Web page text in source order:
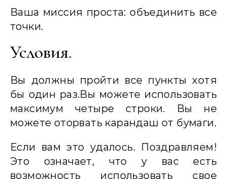
Ваша миссия проста: объединить все
точки.
Условия.
Вы должны пройти все пункты хотя
бы один раз.Вы можете использовать
максимум четыре строки. Вы не
можете оторвать карандаш от бумаги.
Если вам это удалось. Поздравляем!
Это означает, что у вас есть
возможность использовать свое